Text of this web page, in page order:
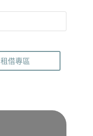
租借專區